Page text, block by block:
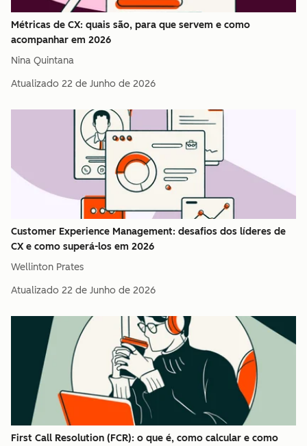
Métricas de CX: quais são, para que servem e como
acompanhar em 2026
Nina Quintana
Atualizado 22 de Junho de 2026
Customer Experience Management: desafios dos líderes de
CX e como superá-los em 2026
Wellinton Prates
Atualizado 22 de Junho de 2026
First Call Resolution (FCR): o que é, como calcular e como